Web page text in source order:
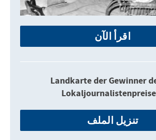
اقرأ الآن
Landkarte der Gewinner
تنزيل الملف